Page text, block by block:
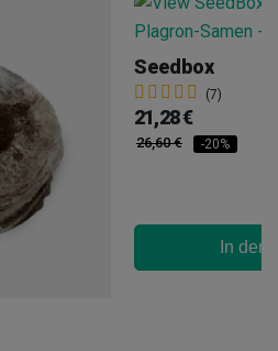
Seedbox
(7)
21,28 €
26,60 € -20%
In den